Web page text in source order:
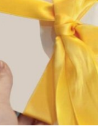
что мозг лжет о
творожную
селфи-